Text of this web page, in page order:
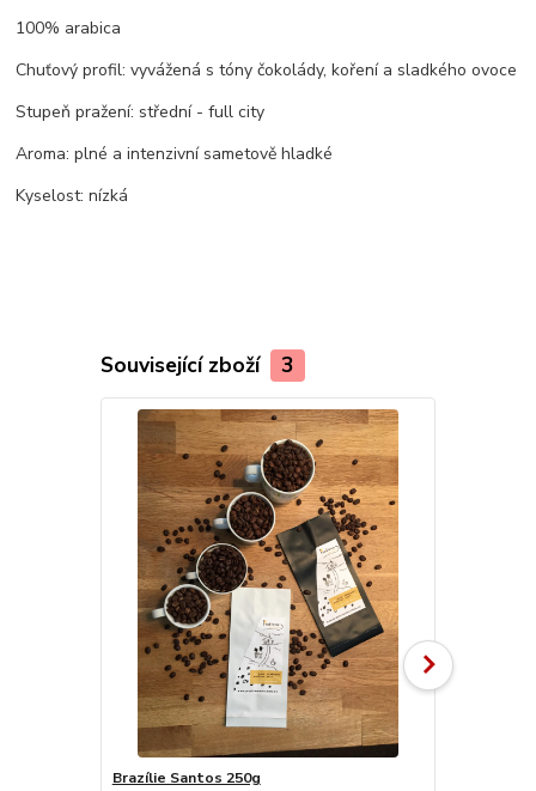
100% arabica
Chuťový profil: vyvážená s tóny čokolády, koření a sladkého ovoce
Stupeň pražení: střední - full city
Aroma: plné a intenzivní sametově hladké
Kyselost: nízká
Související zboží 3
Brazílie Santos 250g